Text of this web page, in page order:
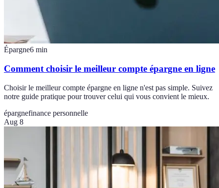
Épargne6 min
Comment choisir le meilleur compte épargne en ligne
Choisir le meilleur compte épargne en ligne n'est pas simple. Suivez
notre guide pratique pour trouver celui qui vous convient le mieux.
épargnefinance personnelle
Aug 8